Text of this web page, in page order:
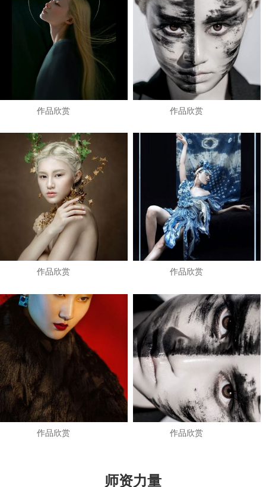
作品欣赏 作品欣赏
作品欣赏 作品欣赏
作品欣赏 作品欣赏
师资力量